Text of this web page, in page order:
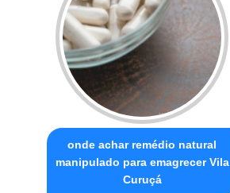
onde achar remédio natural
manipulado para emagrecer Vila
Curuçá